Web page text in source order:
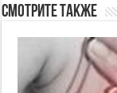
Смотрите также